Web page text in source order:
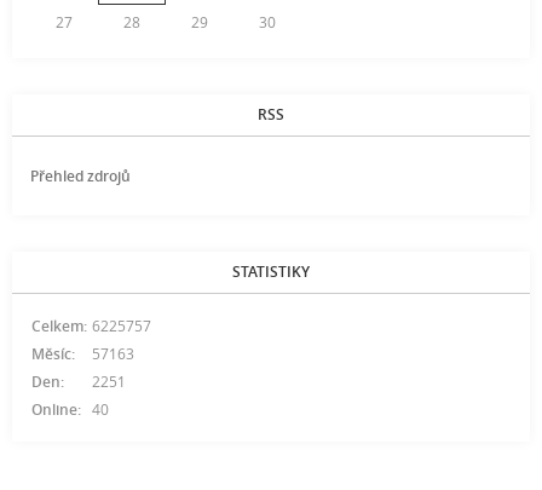
27
28 29 30
RSS
Přehled zdrojů
STATISTIKY
Online: 40
Celkem: 6225757
Měsíc:
57163
Den:
2251